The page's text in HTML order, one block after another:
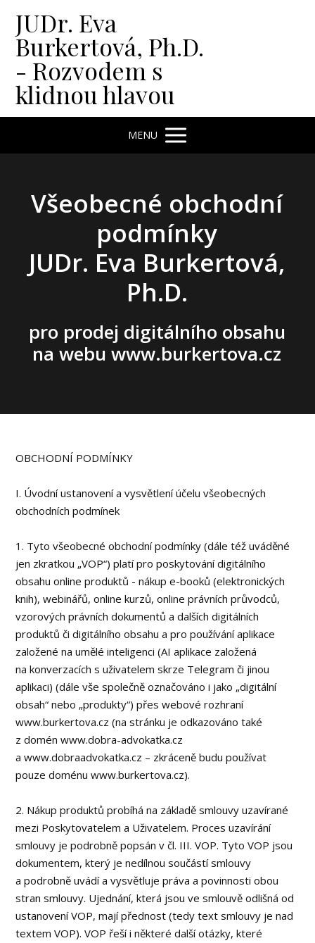
JUDr. Eva
Burkertová, Ph.D.
- Rozvodem s
klidnou hlavou
MENU
Všeobecné obchodní
podmínky
JUDr. Eva Burkertová,
Ph.D.
pro prodej digitálního obsahu
na webu www.burkertova.cz
OBCHODNÍ PODMÍNKY
I. Úvodní ustanovení a vysvětlení účelu všeobecných
obchodních podmínek
1. Tyto všeobecné obchodní podmínky (dále též uváděné
jen zkratkou „VOP“) platí pro poskytování digitálního
obsahu online produktů - nákup e-booků (elektronických
knih), webinářů, online kurzů, online právních průvodců,
vzorových právních dokumentů a dalších digitálních
produktů či digitálního obsahu a pro používání aplikace
založené na umělé inteligenci (AI aplikace založená
na konverzacích s uživatelem skrze Telegram či jinou
aplikaci) (dále vše společně označováno i jako „digitální
obsah“ nebo „produkty“) přes webové rozhraní
www.burkertova.cz (na stránku je odkazováno také
z domén www.dobra-advokatka.cz
a www.dobraadvokatka.cz – zkráceně budu používat
pouze doménu www.burkertova.cz).
2. Nákup produktů probíhá na základě smlouvy uzavírané
mezi Poskytovatelem a Uživatelem. Proces uzavírání
smlouvy je podrobně popsán v čl. III. VOP. Tyto VOP jsou
dokumentem, který je nedílnou součástí smlouvy
a podrobně uvádí a vysvětluje práva a povinnosti obou
stran smlouvy. Ujednání, která jsou ve smlouvě odlišná od
ustanovení VOP, mají přednost (tedy text smlouvy je nad
textem VOP). VOP řeší i některé další otázky, které